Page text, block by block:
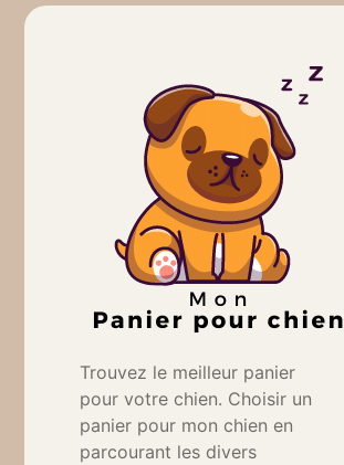
Trouvez le meilleur panier
pour votre chien. Choisir un
panier pour mon chien en
parcourant les divers